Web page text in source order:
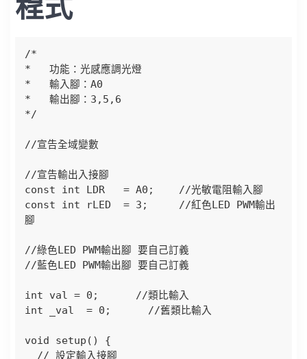
/*
*   功能：光感應調光燈
*   輸入腳：A0
*   輸出腳：3,5,6
*/
//宣告全域變數
//宣告輸出入接腳
const int LDR   = A0;    //光敏電阻輸入腳
const int rLED  = 3;     //紅色LED PWM輸出
腳
//綠色LED PWM輸出腳 要自己訂義
//藍色LED PWM輸出腳 要自己訂義
int val = 0;      //類比輸入
int _val  = 0;      //舊類比輸入
void setup() {